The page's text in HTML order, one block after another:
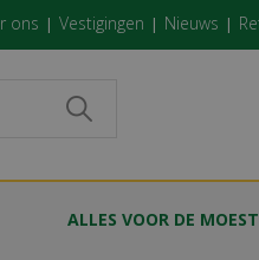
ons Vestigingen Nieuws
ALLES VOOR DE